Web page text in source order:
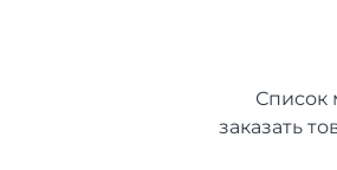
Список
заказать